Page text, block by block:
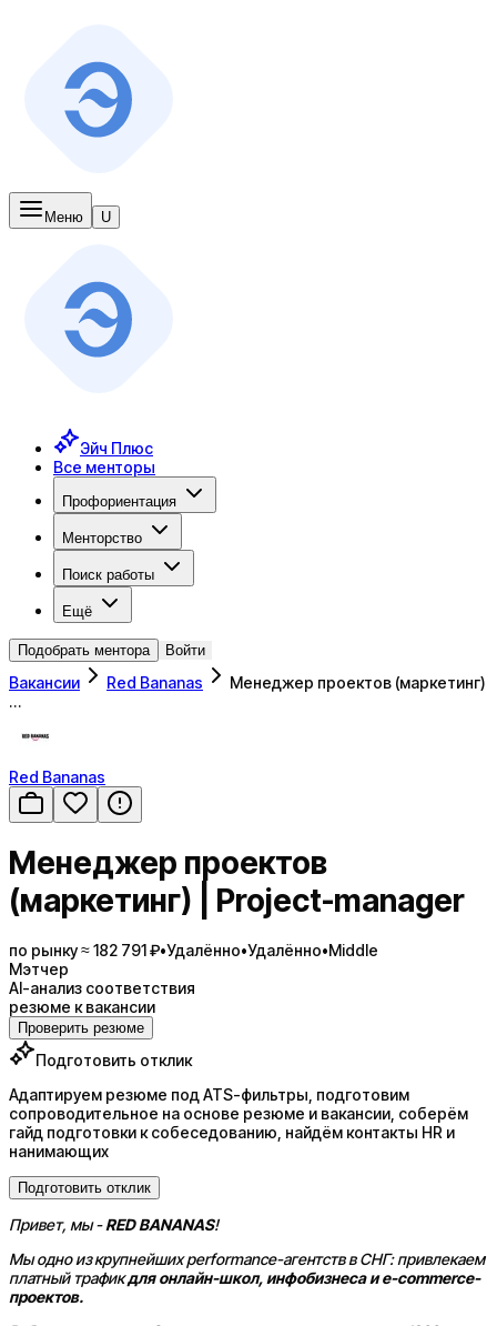
Меню U
Эйч Плюс
Все менторы
Профориентация
Менторство
Поиск работы
Ещё
Подобрать ментора Войти
Вакансии Red Bananas
Менеджер проектов (маркетинг)
…
Red Bananas
Менеджер проектов
(маркетинг) | Project-manager
по рынку ≈ 182 791 ₽•Удалённо•Удалённо•Middle
Мэтчер
AI-анализ соответствия
резюме к вакансии
Проверить резюме
Подготовить отклик
Адаптируем резюме под ATS-фильтры, подготовим
сопроводительное на основе резюме и вакансии, соберём
гайд подготовки к собеседованию, найдём контакты HR и
нанимающих
Подготовить отклик
Привет, мы -RED BANANAS!
Мы одно из крупнейших performance-агентств в СНГ: привлекаем
платный трафикдля онлайн-школ, инфобизнеса и e-commerce-
проектов.